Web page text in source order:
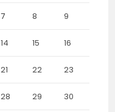
7 8 9
14 15 16
21 22 23
28 29 30